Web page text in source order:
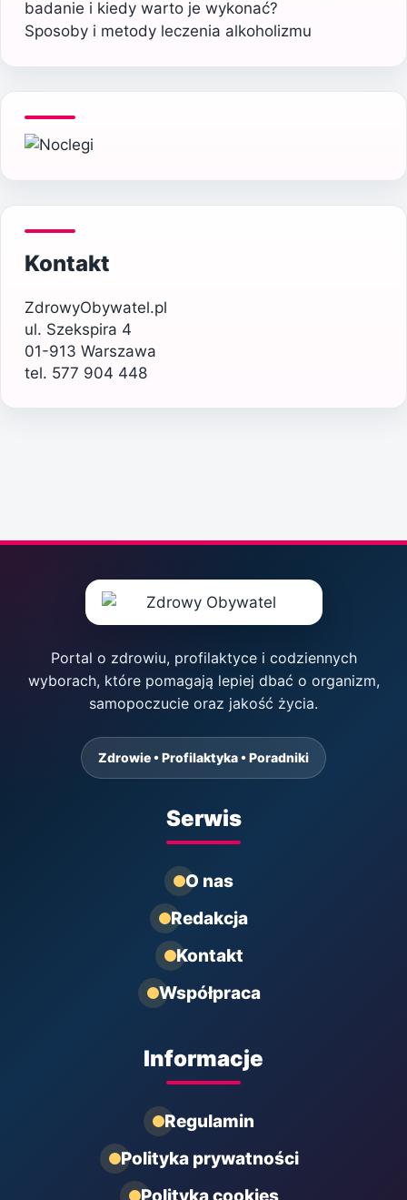
badanie i kiedy warto je wykonać?
Sposoby i metody leczenia alkoholizmu
Kontakt
ZdrowyObywatel.pl
ul. Szekspira 4
01-913 Warszawa
tel. 577 904 448
Portal o zdrowiu, profilaktyce i codziennych
wyborach, które pomagają lepiej dbać o organizm,
samopoczucie oraz jakość życia.
Zdrowie • Profilaktyka • Poradniki
Serwis
O nas
Redakcja
Kontakt
Współpraca
Informacje
Regulamin
Polityka prywatności